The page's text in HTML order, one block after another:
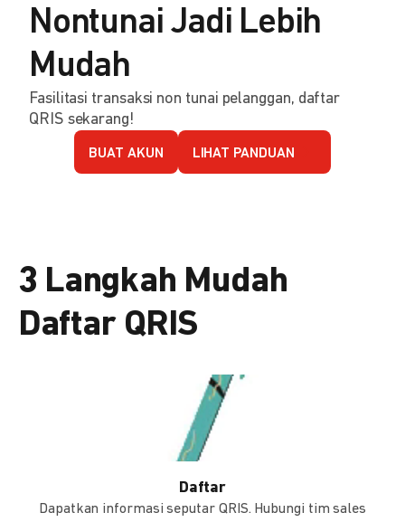
Nontunai Jadi Lebih
Mudah
Fasilitasi transaksi non tunai pelanggan, daftar
QRIS sekarang!
BUAT AKUN LIHAT PANDUAN
3 Langkah Mudah
Daftar QRIS
Daftar
Dapatkan informasi seputar QRIS. Hubungi tim sales